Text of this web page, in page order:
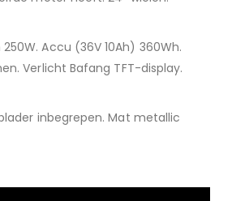
Accu (36V 10Ah) 360Wh.
Verlicht Bafang TFT-display.
inbegrepen. Mat metallic